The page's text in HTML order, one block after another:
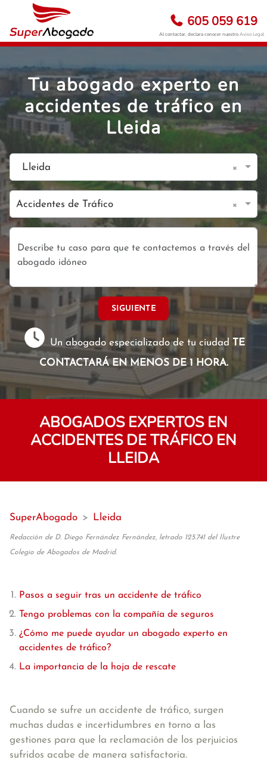
605 059 619
Al contactar, declara conocer nuestroAviso Legal
Tu abogado experto en
accidentes de tráfico en
Lleida
Lleida ×
Accidentes de Tráfico ×
SIGUIENTE
Un abogado especializado de tu ciudad TE
CONTACTARÁ EN MENOS DE 1 HORA.
ABOGADOS EXPERTOS EN
ACCIDENTES DE TRÁFICO EN
LLEIDA
SuperAbogado > Lleida
Redacción de D. Diego Fernández Fernández, letrado 125.741 del Ilustre
Colegio de Abogados de Madrid.
Pasos a seguir tras un accidente de tráfico
Tengo problemas con la compañía de seguros
¿Cómo me puede ayudar un abogado experto en
accidentes de tráfico?
La importancia de la hoja de rescate
Cuando se sufre un accidente de tráfico, surgen
muchas dudas e incertidumbres en torno a las
gestiones para que la reclamación de los perjuicios
sufridos acabe de manera satisfactoria.